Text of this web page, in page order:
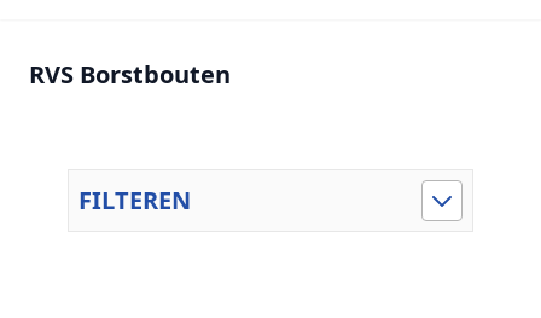
RVS Borstbouten
FILTEREN